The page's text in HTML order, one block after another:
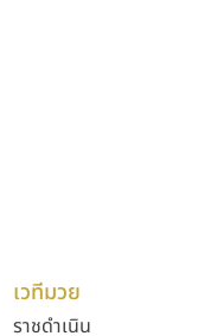
เวทีมวย
ราชดำเนิน